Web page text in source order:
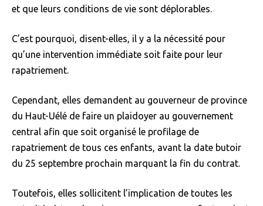
et que leurs conditions de vie sont déplorables.
C’est pourquoi, disent-elles, il y a la nécessité pour
qu’une intervention immédiate soit faite pour leur
rapatriement.
Cependant, elles demandent au gouverneur de province
du Haut-Uélé de faire un plaidoyer au gouvernement
central afin que soit organisé le profilage de
rapatriement de tous ces enfants, avant la date butoir
du 25 septembre prochain marquant la fin du contrat.
Toutefois, elles sollicitent l’implication de toutes les